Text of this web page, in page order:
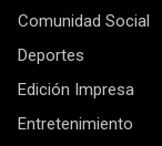
Comunidad Social
Deportes
Edición Impresa
Entretenimiento